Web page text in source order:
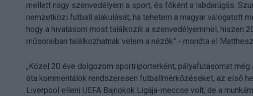
mellett nagy szenvedélyem a sport, és főként a labdarúgás.
nemzetközi futball alakulását, ha tehetem a magyar válogatott
hogy a hivatásom most találkozik a szenvedélyemmel, hiszen
műsoraiban találkozhatnak velem a nézők” - mondta el
„Közel 20 éve dolgozom sportriporterként, pályafutásomat
óta kommentálok rendszeresen futballmérkőzéseket, az első
Liverpool elleni UEFA Bajnokok Ligája-meccse volt, de a